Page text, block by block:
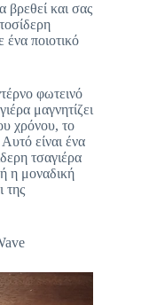
και σας
ένα ποιοτικό
φωτεινό
μαγνητίζει
χρόνου, το
είναι ένα
τσαγιέρα
η μοναδική
της